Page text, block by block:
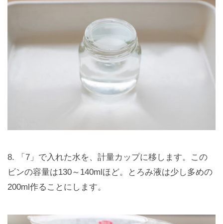
8. 「7」で入れた水を、計量カップに移します。この
ビンの容量は130～140mlほど。とろみ液は少し多めの
200ml作ることにします。